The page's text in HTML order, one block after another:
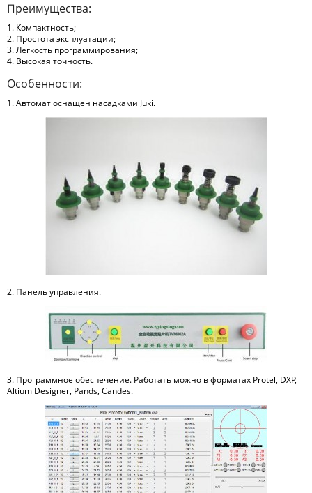
Преимущества:
1. Компактность;
2. Простота эксплуатации;
3. Легкость программирования;
4. Высокая точность.
Особенности:
1. Автомат оснащен насадками Juki.
2. Панель управления.
3. Программное обеспечение. Работать можно в форматах Protel, DXP,
Altium Designer, Pands, Candes.